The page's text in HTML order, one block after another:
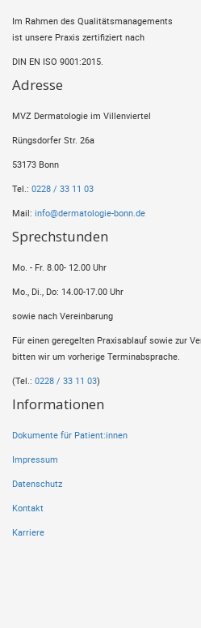
Im Rahmen des Qualitätsmanagements
ist unsere Praxis zertifiziert nach
DIN EN ISO 9001:2015.
Adresse
MVZ Dermatologie im Villenviertel
Rüngsdorfer Str. 26a
53173 Bonn
Tel.: 0228 / 33 11 03
Mail: info@dermatologie-bonn.de
Sprechstunden
Mo. - Fr. 8.00- 12.00 Uhr
Mo., Di., Do: 14.00-17.00 Uhr
sowie nach Vereinbarung
Für einen geregelten Praxisablauf sowie zur
bitten wir um vorherige Terminabsprache.
(Tel.: 0228 / 33 11 03)
Informationen
Dokumente für Patient:innen
Impressum
Datenschutz
Kontakt
Karriere